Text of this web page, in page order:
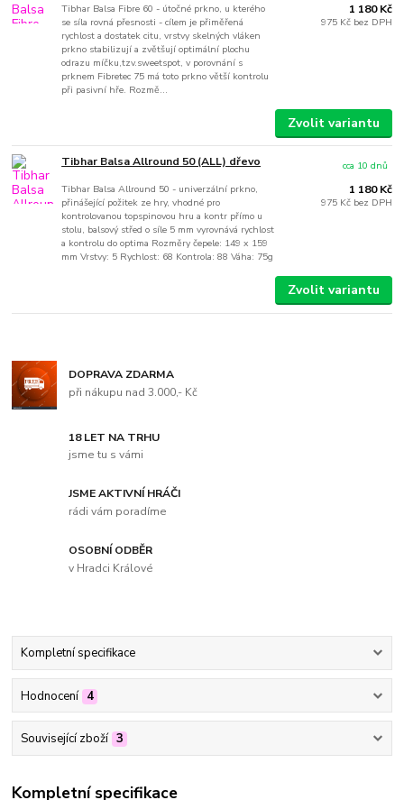
Tibhar Balsa Fibre 60 - útočné prkno, u kterého
se síla rovná přesnosti - cílem je přiměřená
rychlost a dostatek citu, vrstvy skelných vláken
prkno stabilizují a zvětšují optimální plochu
odrazu míčku,tzv.sweetspot, v porovnání s
prknem Fibretec 75 má toto prkno větší kontrolu
při pasivní hře. Rozmě...
1 180 Kč
975 Kč bez DPH
Zvolit variantu
Tibhar Balsa Allround 50 (ALL) dřevo
Tibhar Balsa Allround 50 - univerzální prkno,
přinášející požitek ze hry, vhodné pro
kontrolovanou topspinovou hru a kontr přímo u
stolu, balsový střed o síle 5 mm vyrovnává rychlost
a kontrolu do optima Rozměry čepele: 149 x 159
mm Vrstvy: 5 Rychlost: 68 Kontrola: 88 Váha: 75g
1 180 Kč
975 Kč bez DPH
cca 10 dnů
Zvolit variantu
DOPRAVA ZDARMA
při nákupu nad 3.000,- Kč
18 LET NA TRHU
jsme tu s vámi
JSME AKTIVNÍ HRÁČI
rádi vám poradíme
OSOBNÍ ODBĚR
v Hradci Králové
Kompletní specifikace
Hodnocení 4
Související zboží 3
Kompletní specifikace